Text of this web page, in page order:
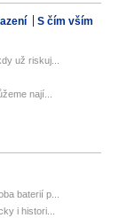
S čím vším
už riskuj...
nají...
baterií p...
i histori...